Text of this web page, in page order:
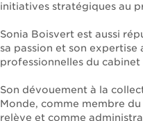
initiatives stratégiques au
Sonia Boisvert est aussi
sa passion et son
professionnelles du
Son dévouement à la
Monde, comme membre
relève et comme